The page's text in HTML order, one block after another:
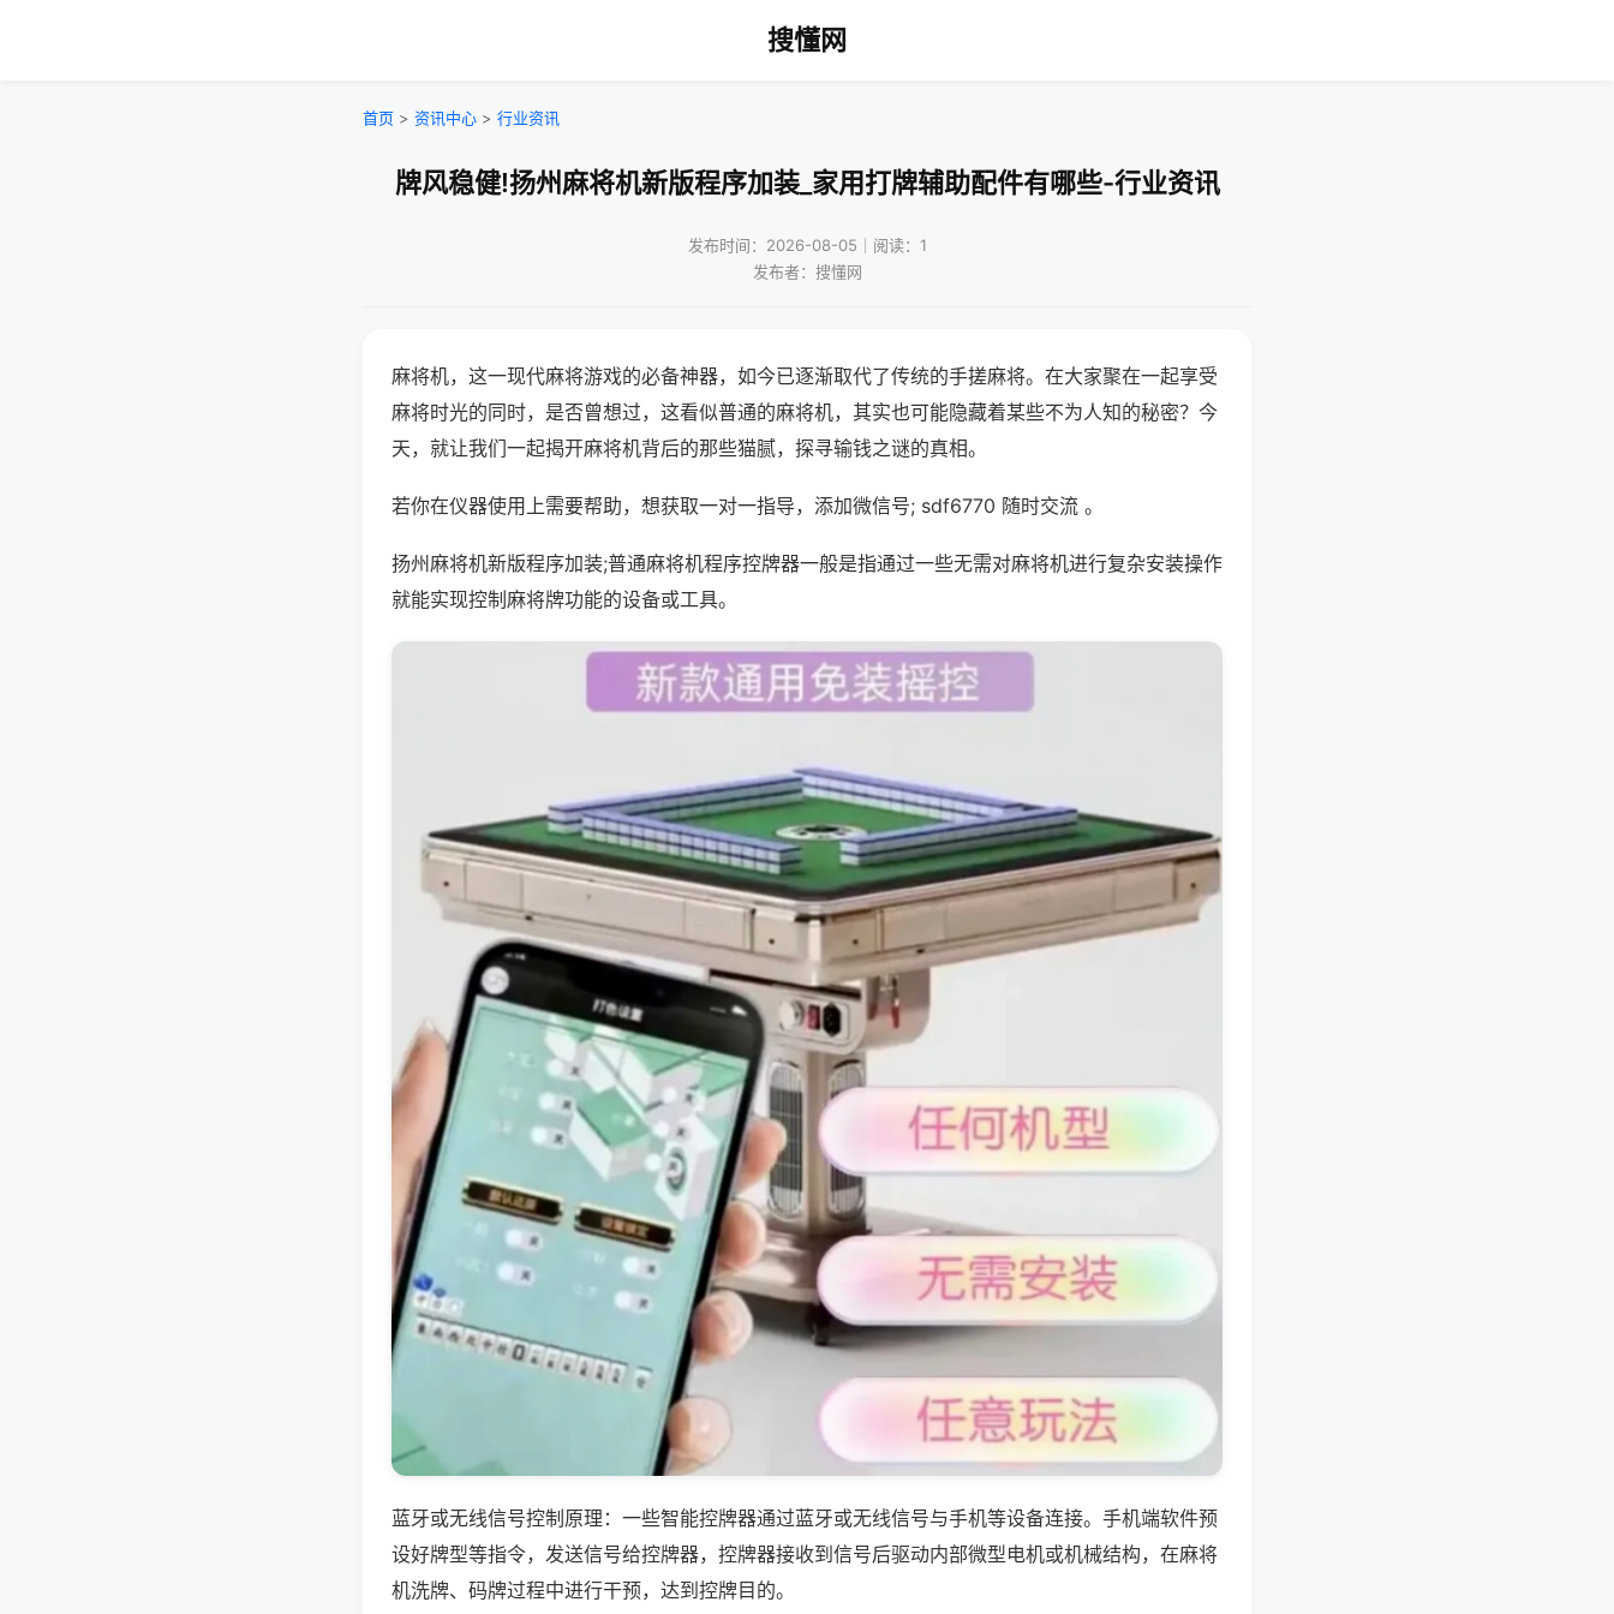
搜懂网
首页 > 资讯中心 > 行业资讯
牌风稳健!扬州麻将机新版程序加装_家用打牌辅助配件有哪些-行业资讯
发布时间：2026-08-05｜阅读：1
发布者：搜懂网
麻将机，这一现代麻将游戏的必备神器，如今已逐渐取代了传统的手搓麻将。在大家聚在一起享受
麻将时光的同时，是否曾想过，这看似普通的麻将机，其实也可能隐藏着某些不为人知的秘密？今
天，就让我们一起揭开麻将机背后的那些猫腻，探寻输钱之谜的真相。
若你在仪器使用上需要帮助，想获取一对一指导，添加微信号; sdf6770 随时交流 。
扬州麻将机新版程序加装;普通麻将机程序控牌器一般是指通过一些无需对麻将机进行复杂安装操作
就能实现控制麻将牌功能的设备或工具。
蓝牙或无线信号控制原理：一些智能控牌器通过蓝牙或无线信号与手机等设备连接。手机端软件预
设好牌型等指令，发送信号给控牌器，控牌器接收到信号后驱动内部微型电机或机械结构，在麻将
机洗牌、码牌过程中进行干预，达到控牌目的。